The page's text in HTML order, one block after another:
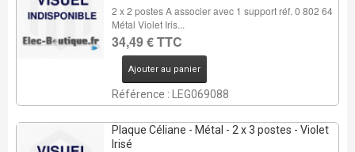
2 x 2 postes A associer avec 1 support réf. 0 802 64
Métal Violet Iris...
34,49 € TTC
Ajouter au panier
Référence : LEG069088
Plaque Céliane - Métal - 2 x 3 postes - Violet
Irisé